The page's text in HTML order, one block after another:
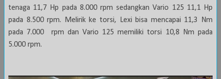
tenaga 11,7 Hp pada 8.000 rpm sedangkan Vario 125 11,1 Hp
pada 8.500 rpm. Melirik ke torsi, Lexi bisa mencapai 11,3 Nm
pada 7.000 rpm dan Vario 125 memiliki torsi 10,8 Nm pada
5.000 rpm.